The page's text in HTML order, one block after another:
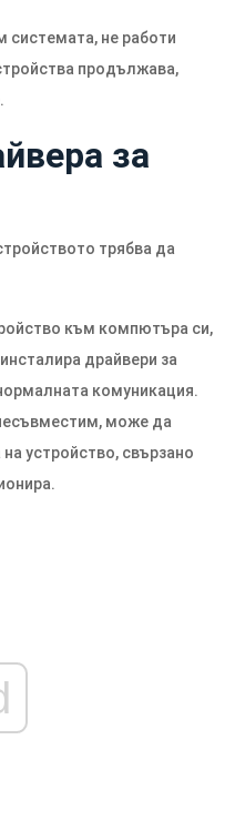
системата, не работи
продължава,
за
трябва да
към компютъра си,
драйвери за
комуникация.
може да
устройство, свързано